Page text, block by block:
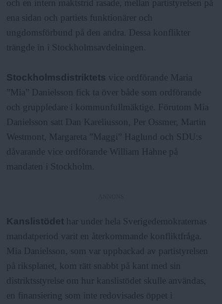
och en intern maktstrid rasade, mellan partistyrelsen på
ena sidan och partiets funktionärer och
ungdomsförbund på den andra. Dessa konflikter
trängde in i Stockholmsavdelningen.
Stockholmsdistriktets vice ordförande Maria
”Mia” Danielsson fick ta över både som ordförande
och gruppledare i kommunfullmäktige. Förutom Mia
Danielsson satt Dan Kareliusson, Per Ossmer, Martin
Westmont, Margareta ”Maggi” Haglund och SDU:s
dåvarande vice ordförande William Hahne på
mandaten i Stockholm.
Kanslistödet har under hela Sverigedemokraternas
mandatperiod varit en återkommande konfliktfråga.
Mia Danielsson, som var uppbackad av partistyrelsen
på riksplanet, kom rätt snabbt på kant med sin
distriktsstyrelse om hur kanslistödet skulle användas,
en finansiering som inte redovisades öppet i